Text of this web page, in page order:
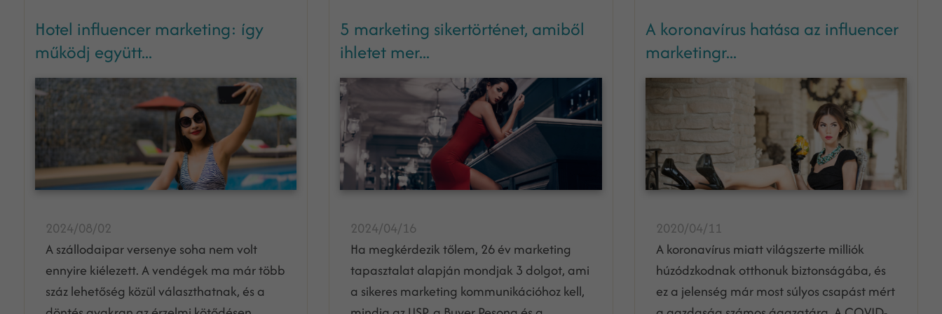
Hotel influencer marketing: így
működj együtt...
2024/08/02
A szállodaipar versenye soha nem volt
ennyire kiélezett. A vendégek ma már több
száz lehetőség közül választhatnak, és a
5 marketing sikertörténet, amiből
ihletet mer...
2024/04/16
Ha megkérdezik tőlem, 26 év marketing
tapasztalat alapján mondjak 3 dolgot, ami
a sikeres marketing kommunikációhoz kell,
A koronavírus hatása az influencer
marketingr...
2020/04/11
A koronavírus miatt világszerte milliók
húzódzkodnak otthonuk biztonságába, és
ez a jelenség már most súlyos csapást mért